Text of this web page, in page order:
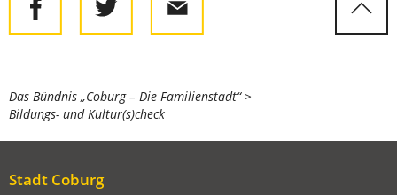
Sie
befinden
hier:
Das Bündnis „Coburg – Die Familienstadt“
Bildungs- und Kultur(s)check
Stadt Coburg